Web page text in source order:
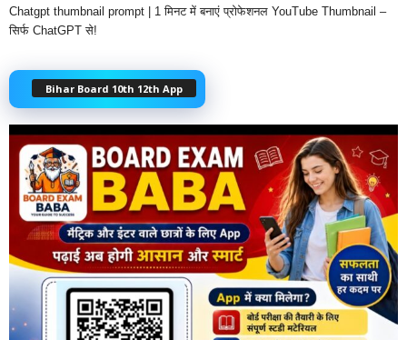
Chatgpt thumbnail prompt | 1 मिनट में बनाएं प्रोफेशनल YouTube Thumbnail –
सिर्फ ChatGPT से!
Bihar Board 10th 12th App